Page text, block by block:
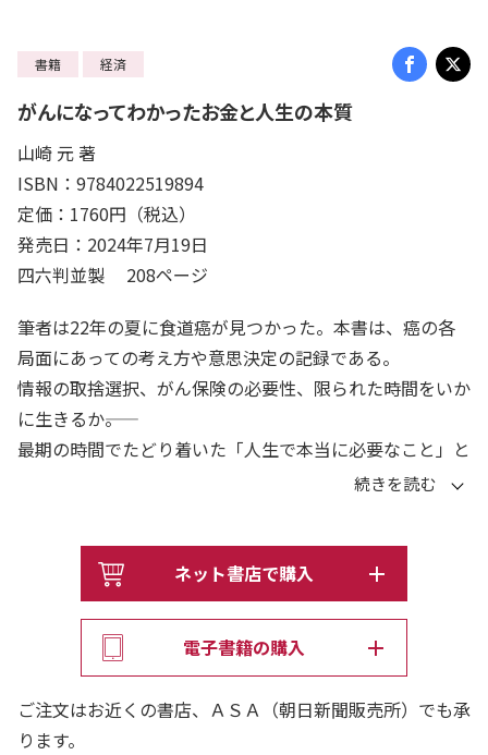
書籍 経済
がんになってわかったお金と人生の本質
山崎 元 著
ISBN：9784022519894
定価：1760円（税込）
発売日：2024年7月19日
四六判並製 208ページ
筆者は22年の夏に食道癌が見つかった。本書は、癌の各
局面にあっての考え方や意思決定の記録である。
情報の取捨選択、がん保険の必要性、限られた時間をいか
に生きるか――。
最期の時間でたどり着いた「人生で本当に必要なこと」と
第１章 癌と投資情報は似ている
第２章 がん保険はやっぱりいらなかった
第３章 癌になってわかった本当に大切なこと
第４章 山崎式・終活のセオリー6箇条
最終章 癌の記・裏日記
ネット書店で購入
電子書籍の購入
ご注文はお近くの書店、ＡＳＡ（朝日新聞販売所）でも承
ります。